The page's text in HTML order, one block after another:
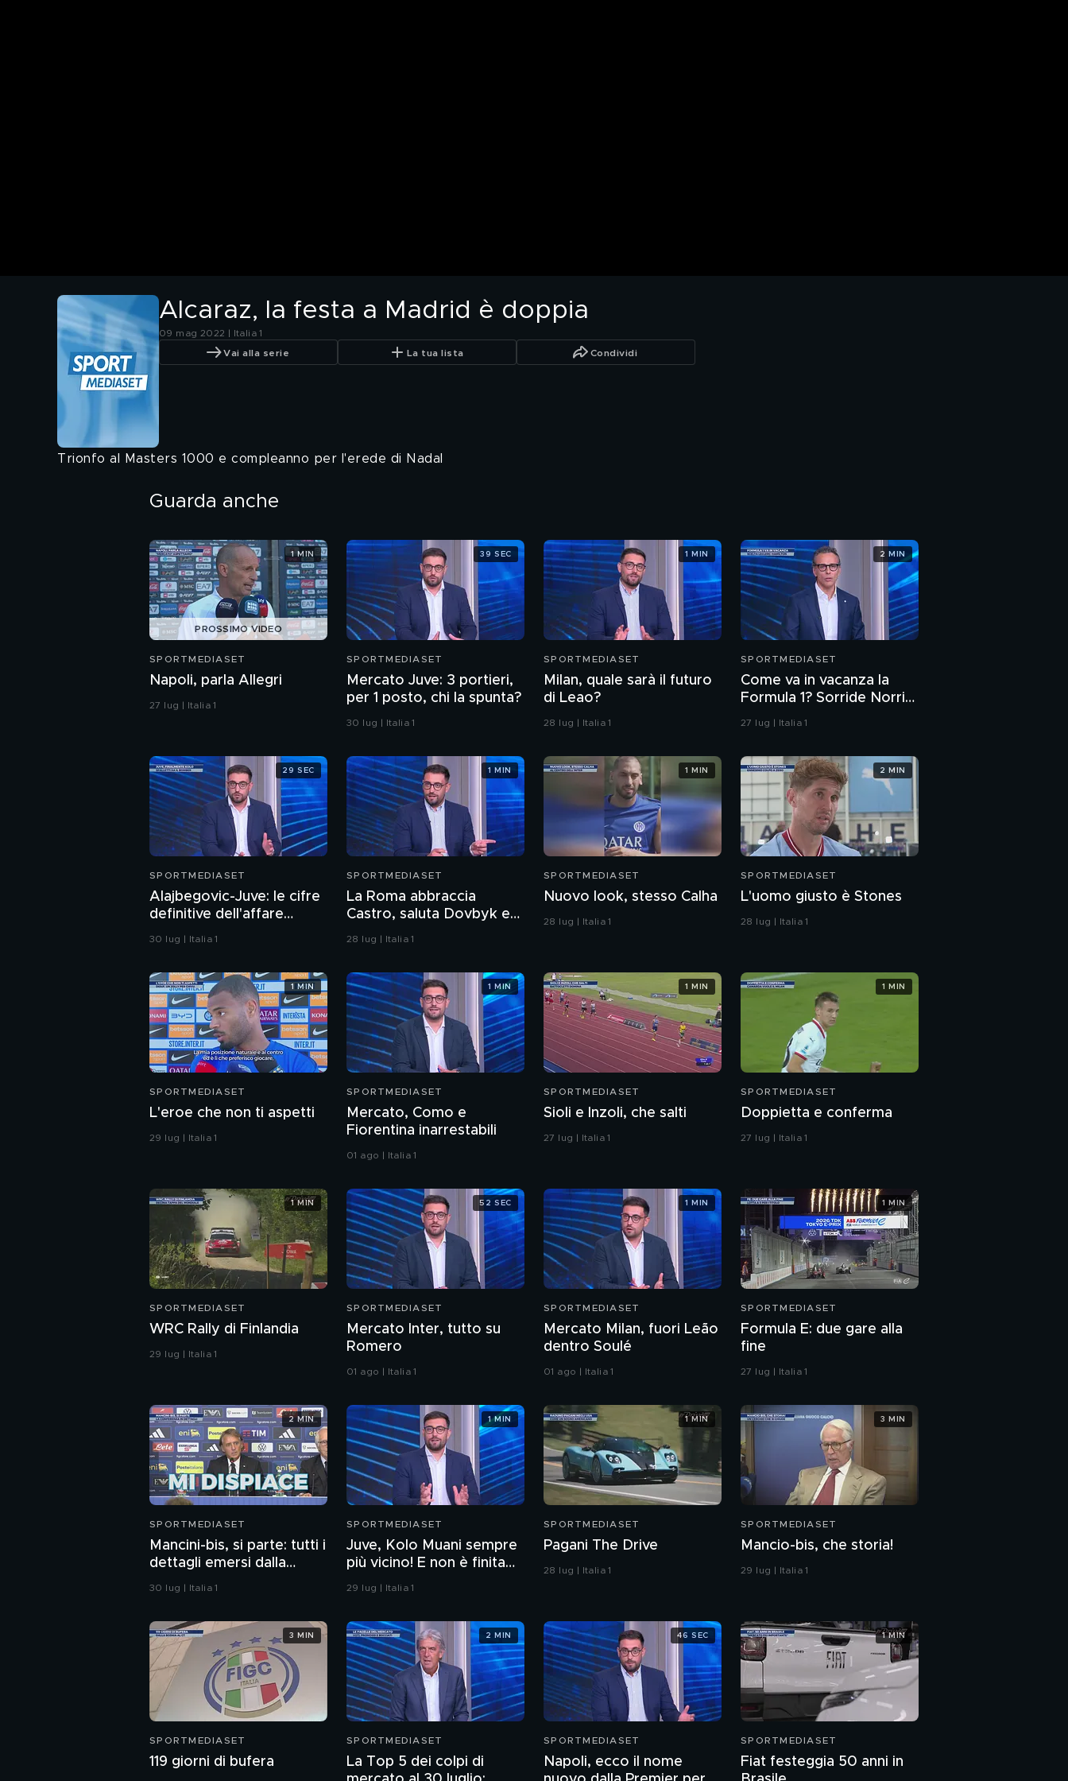
Alcaraz, la festa a Madrid è doppia
09 mag 2022 | Italia 1
Vai alla serie La tua lista Condividi
Trionfo al Masters 1000 e compleanno per l'erede di Nadal
Guarda anche
PROSSIMO VIDEO
SPORTMEDIASET
Napoli, parla Allegri
27 lug | Italia 1
1 MIN
SPORTMEDIASET
Mercato Juve: 3 portieri,
per 1 posto, chi la spunta?
30 lug | Italia 1
39 SEC
SPORTMEDIASET
Milan, quale sarà il futuro
di Leao?
28 lug | Italia 1
1 MIN
SPORTMEDIASET
Come va in vacanza la
Formula 1? Sorride Norris,
la Ferrari non vuol fare
27 lug | Italia 1
2 MIN
SPORTMEDIASET
Alajbegovic-Juve: le cifre
definitive dell'affare
dell'estate
30 lug | Italia 1
29 SEC
SPORTMEDIASET
La Roma abbraccia
Castro, saluta Dovbyk e
punta a un nuovo
28 lug | Italia 1
1 MIN
SPORTMEDIASET
Nuovo look, stesso Calha
28 lug | Italia 1
1 MIN
SPORTMEDIASET
L'uomo giusto è Stones
28 lug | Italia 1
2 MIN
SPORTMEDIASET
L'eroe che non ti aspetti
29 lug | Italia 1
1 MIN
SPORTMEDIASET
Mercato, Como e
Fiorentina inarrestabili
01 ago | Italia 1
1 MIN
SPORTMEDIASET
Sioli e Inzoli, che salti
27 lug | Italia 1
1 MIN
SPORTMEDIASET
Doppietta e conferma
27 lug | Italia 1
1 MIN
SPORTMEDIASET
WRC Rally di Finlandia
29 lug | Italia 1
1 MIN
SPORTMEDIASET
Mercato Inter, tutto su
Romero
01 ago | Italia 1
52 SEC
SPORTMEDIASET
Mercato Milan, fuori Leão
dentro Soulé
01 ago | Italia 1
1 MIN
SPORTMEDIASET
Formula E: due gare alla
fine
27 lug | Italia 1
1 MIN
SPORTMEDIASET
Mancini-bis, si parte: tutti i
dettagli emersi dalla
conferenza
30 lug | Italia 1
2 MIN
SPORTMEDIASET
Juve, Kolo Muani sempre
più vicino! E non è finita
29 lug | Italia 1
1 MIN
SPORTMEDIASET
Pagani The Drive
28 lug | Italia 1
1 MIN
SPORTMEDIASET
Mancio-bis, che storia!
29 lug | Italia 1
3 MIN
SPORTMEDIASET
119 giorni di bufera
3 MIN
SPORTMEDIASET
La Top 5 dei colpi di
2 MIN
SPORTMEDIASET
Napoli, ecco il nome
46 SEC
SPORTMEDIASET
Fiat festeggia 50 anni in
1 MIN